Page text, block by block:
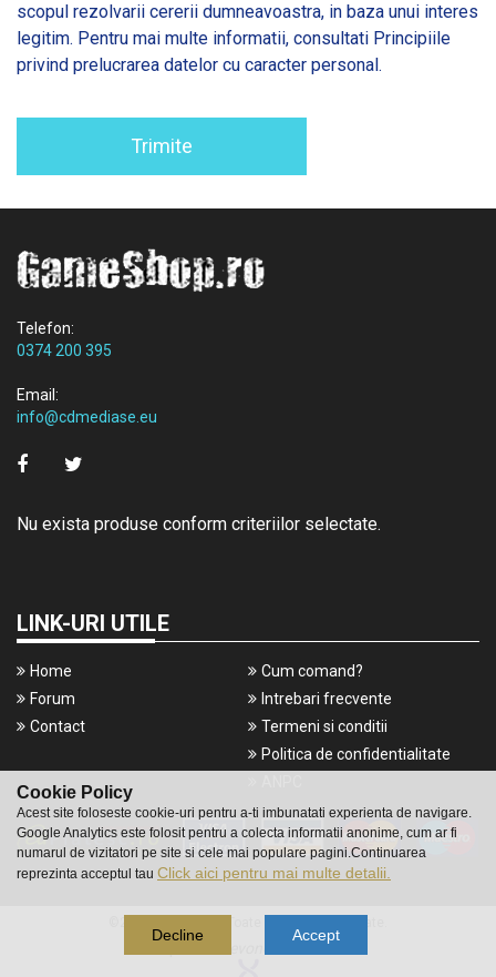
Cookie Policy
Acest site foloseste cookie-uri pentru a-ti imbunatati experienta de navigare.
Google Analytics este folosit pentru a colecta informatii anonime, cum ar fi
numarul de vizitatori pe site si cele mai populare pagini.Continuarea
reprezinta acceptul tau Click aici pentru mai multe detalii.
Decline Accept
scopul rezolvarii cererii dumneavoastra, in baza unui interes
legitim. Pentru mai multe informatii, consultati Principiile
privind prelucrarea datelor cu caracter personal.
Trimite
Telefon:
0374 200 395
Email:
info@cdmediase.eu
Nu exista produse conform criteriilor selectate.
LINK-URI UTILE
Home
Forum
Contact
Cum comand?
Intrebari frecvente
Termeni si conditii
Politica de confidentialitate
DNA